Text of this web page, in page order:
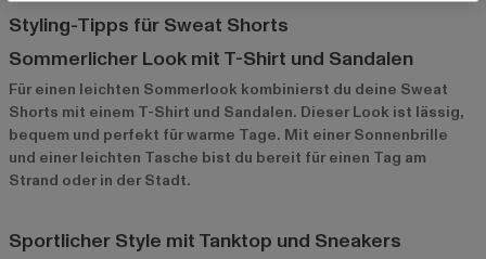
Styling-Tipps für Sweat Shorts
Sommerlicher Look mit T-Shirt und Sandalen
Für einen leichten Sommerlook kombinierst du deine Sweat
Shorts mit einem T-Shirt und Sandalen. Dieser Look ist lässig,
bequem und perfekt für warme Tage. Mit einer Sonnenbrille
und einer leichten Tasche bist du bereit für einen Tag am
Strand oder in der Stadt.
Sportlicher Style mit Tanktop und Sneakers